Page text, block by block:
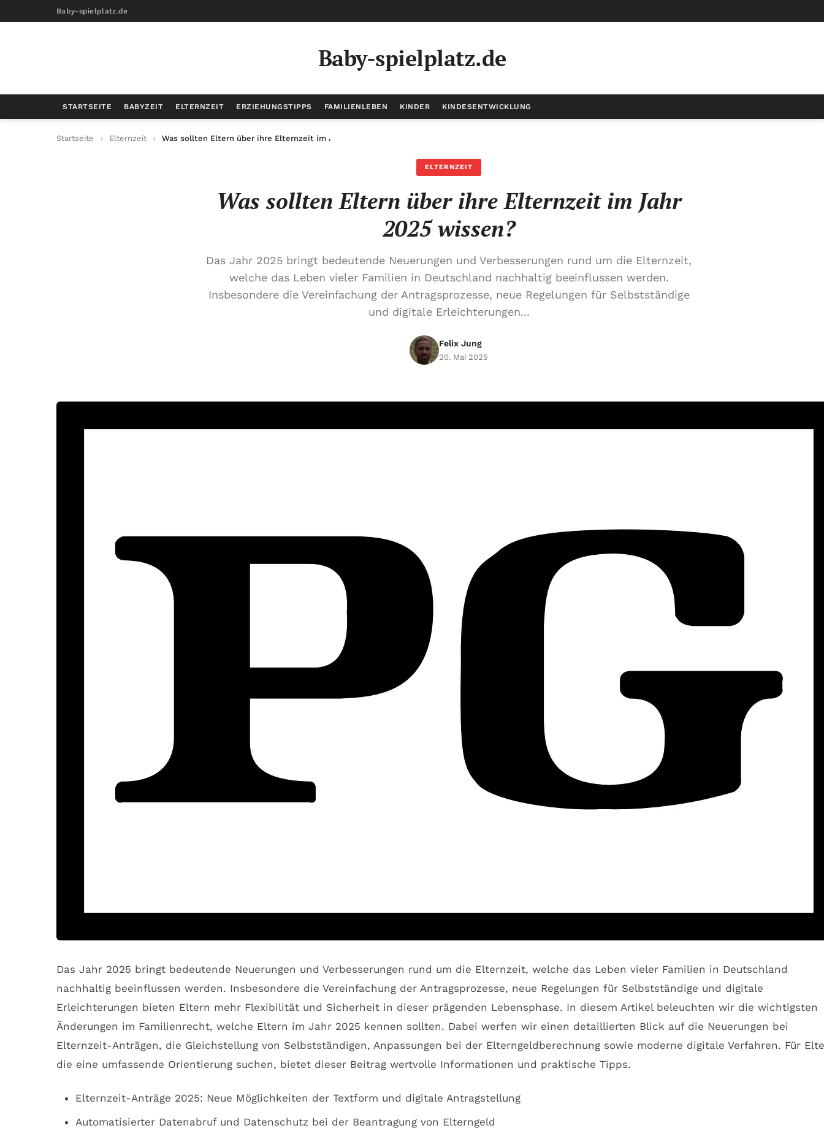
Baby-spielplatz.de
Baby-spielplatz.de
STARTSEITE BABYZEIT ELTERNZEIT ERZIEHUNGSTIPPS FAMILIENLEBEN KINDER KINDESENTWICKLUNG
Startseite Elternzeit Was sollten Eltern über ihre Elternzeit im Jahr 2025 wissen?
ELTERNZEIT
Was sollten Eltern über ihre Elternzeit im Jahr
2025 wissen?
Das Jahr 2025 bringt bedeutende Neuerungen und Verbesserungen rund um die Elternzeit,
welche das Leben vieler Familien in Deutschland nachhaltig beeinflussen werden.
Insbesondere die Vereinfachung der Antragsprozesse, neue Regelungen für Selbstständige
und digitale Erleichterungen...
Felix Jung
20. Mai 2025
Das Jahr 2025 bringt bedeutende Neuerungen und Verbesserungen rund um die Elternzeit, welche das Leben vieler Familien in Deutschland
nachhaltig beeinflussen werden. Insbesondere die Vereinfachung der Antragsprozesse, neue Regelungen für Selbstständige und digitale
Erleichterungen bieten Eltern mehr Flexibilität und Sicherheit in dieser prägenden Lebensphase. In diesem Artikel beleuchten wir die wichtigsten
Änderungen im Familienrecht, welche Eltern im Jahr 2025 kennen sollten. Dabei werfen wir einen detaillierten Blick auf die Neuerungen bei
Elternzeit-Anträgen, die Gleichstellung von Selbstständigen, Anpassungen bei der Elterngeldberechnung sowie moderne digitale Verfahren. Für
die eine umfassende Orientierung suchen, bietet dieser Beitrag wertvolle Informationen und praktische Tipps.
Elternzeit-Anträge 2025: Neue Möglichkeiten der Textform und digitale Antragstellung
Automatisierter Datenabruf und Datenschutz bei der Beantragung von Elterngeld